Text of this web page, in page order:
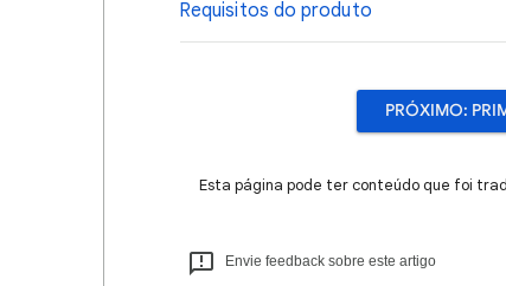
Requisitos do produto
PRÓXIMO:
Esta página pode ter conteúdo que foi
Envie feedback sobre este artigo